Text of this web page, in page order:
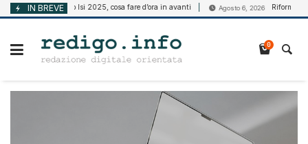
Vai
al
IN BREVE
2026 Bando Isi 2025, cosa fare d’ora in avanti Agosto 6, 2026 Riforma della
0